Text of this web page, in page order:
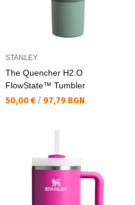
STANLEY
The Quencher H2.O
FlowState™ Tumbler
Текуща цена:
50,00 € / 97,79 BGN